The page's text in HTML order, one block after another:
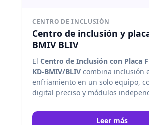
CENTRO DE INCLUSIÓN
Centro de inclusión y
BMIV BLIV
El Centro de Inclusión con Placa
KD‑BMIV/BLIV combina inclusión
enfriamiento en un solo equipo,
digital preciso y módulos
parafina estable y diseño
Leer más